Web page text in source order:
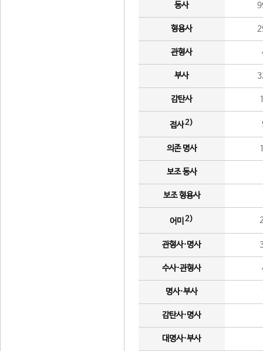
동사
형용사
관형사
부사
감탄사
접사2)
의존 명사
보조 동사
보조 형용사
어미 2)
관형사·명사
수사·관형사
명사·부사
감탄사·명사
대명사·부사